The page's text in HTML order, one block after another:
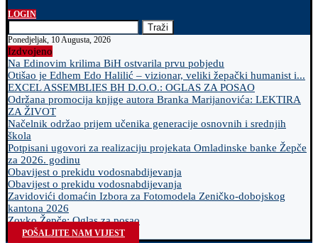
LOGIN
Traži
Ponedjeljak, 10 Augusta, 2026
Izdvojeno
Na Edinovim krilima BiH ostvarila prvu pobjedu
Otišao je Edhem Edo Halilić – vizionar, veliki žepački humanist i...
EXCEL ASSEMBLIES BH D.O.O.: OGLAS ZA POSAO
Održana promocija knjige autora Branka Marijanovića: LEKTIRA
ZA ŽIVOT
Načelnik održao prijem učenika generacije osnovnih i srednjih
škola
Potpisani ugovori za realizaciju projekata Omladinske banke Žepče
za 2026. godinu
Obavijest o prekidu vodosnabdijevanja
Obavijest o prekidu vodosnabdijevanja
Zavidovići domaćin Izbora za Fotomodela Zeničko-dobojskog
kantona 2026
Zovko Žepče: Oglas za posao
POŠALJITE NAM VIJEST